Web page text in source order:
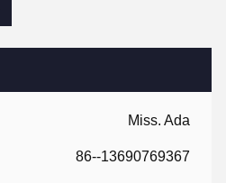
Miss. Ada
86--13690769367